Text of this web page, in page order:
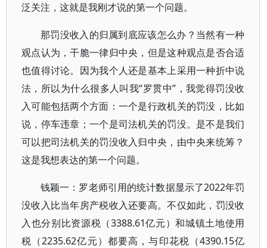
泛关注，这就是我刚才说的第一个问题。
那罚没收入的归属到底应该怎么办？当然有一种
观点认为，干脆一律归中央，但是这种观点是否合适
也值得讨论。因为我个人还是基本上采用一种折中说
法，所以为什么很多人叫我“罗贯中”，我觉得罚没收
入可能包括两个方面：一个是行政机关的罚没，比如
说，停车违章；一个是司法机关的罚没。是不是我们
可以把司法机关的罚没收入归中央，由中央来统筹？
这是我想表达的第一个问题。
钱颖一：罗老师引用的统计数据显示了2022年罚
没收入比当年房产税收入还要高。不仅如此，罚没收
入也分别比资源税（3388.61亿元）和城镇土地使用
税（2235.62亿元）都要高，与印花税（4390.15亿